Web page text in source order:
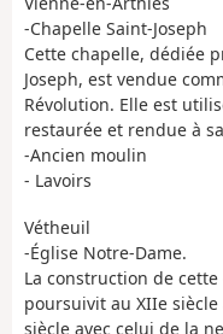
-Chapelle Saint-Joseph
Cette chapelle, dédiée
Joseph, est vendue
Révolution. Elle est
restaurée et rendue à
-Ancien moulin
- Lavoirs
Vétheuil
-Église Notre-Dame.
La construction de
poursuivit au XIIe
siècle avec celui de la